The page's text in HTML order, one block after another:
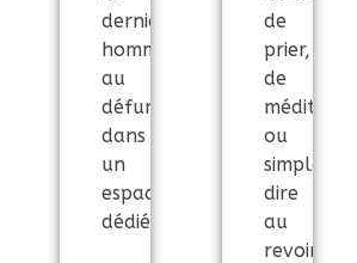
dernier
hommage
au
défunt
dans
un
espace
dédié.
de
prier,
de
méditer
ou
dire
au
revoir